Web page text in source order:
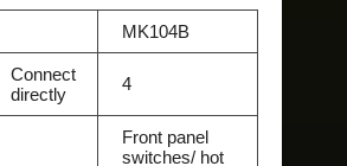
MK104B
Connect
directly
4
Front panel
switches/ hot